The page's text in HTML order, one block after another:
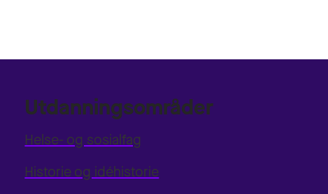
Utdanningsområder
Helse- og sosialfag
Historie og idéhistorie